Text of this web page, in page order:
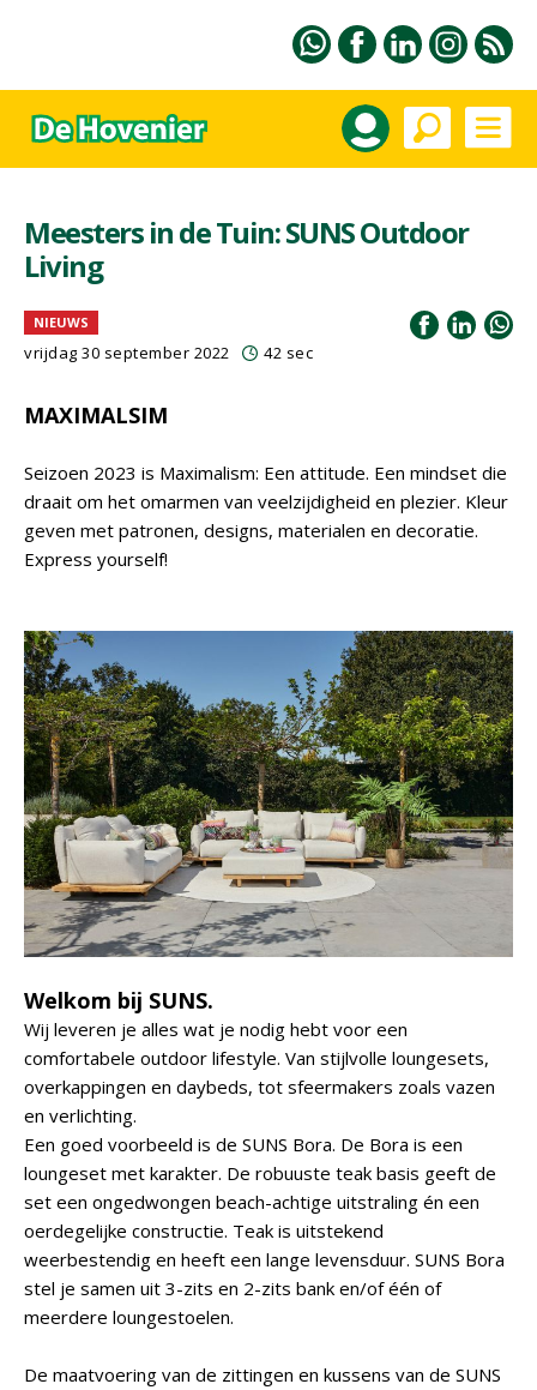
Meesters in de Tuin: SUNS Outdoor
Living
NIEUWS
vrijdag 30 september 2022 42 sec
MAXIMALSIM
Seizoen 2023 is Maximalism: Een attitude. Een mindset die
draait om het omarmen van veelzijdigheid en plezier. Kleur
geven met patronen, designs, materialen en decoratie.
Express yourself!
Welkom bij SUNS.
Wij leveren je alles wat je nodig hebt voor een
comfortabele outdoor lifestyle. Van stijlvolle loungesets,
overkappingen en daybeds, tot sfeermakers zoals vazen
en verlichting.
Een goed voorbeeld is de SUNS Bora. De Bora is een
loungeset met karakter. De robuuste teak basis geeft de
set een ongedwongen beach-achtige uitstraling én een
oerdegelijke constructie. Teak is uitstekend
weerbestendig en heeft een lange levensduur. SUNS Bora
stel je samen uit 3-zits en 2-zits bank en/of één of
meerdere loungestoelen.
De maatvoering van de zittingen en kussens van de SUNS